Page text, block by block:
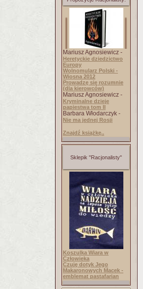
Mariusz Agnosiewicz -
Heretyckie dziedzictwo
Europy
Wolnomularz Polski -
Wiosna 2012
Prowadzę się rozumnie
(dla kierowców)
Mariusz Agnosiewicz -
Kryminalne dzieje
papiestwa tom II
Barbara Włodarczyk -
Nie ma jednej Rosji
Znajdź książkę..
Sklepik "Racjonalisty"
Koszulka Wiara w
Człowieka
Czuję dotyk Jego
Makaronowych Macek -
emblemat pastafarian